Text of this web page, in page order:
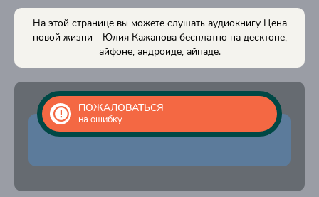
16
17
19
20
21
На этой странице вы можете слушать аудиокнигу Цена
новой жизни - Юлия Кажанова бесплатно на десктопе,
айфоне, андроиде, айпаде.
ПОЖАЛОВАТЬСЯ
на ошибку